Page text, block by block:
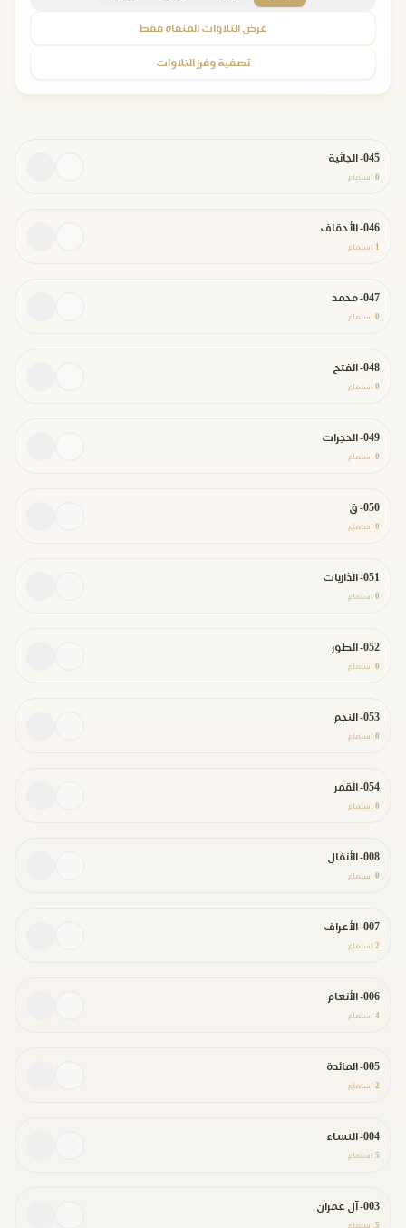
عرض التلاوات المنقاة فقط
تصفية وفرز التلاوات
045- الجاثية
0 استماع
046- الأحقاف
1 استماع
047- محمد
0 استماع
048- الفتح
0 استماع
049- الحجرات
0 استماع
050- ق
0 استماع
051- الذاريات
0 استماع
052- الطور
0 استماع
053- النجم
0 استماع
054- القمر
0 استماع
008- الأنفال
0 استماع
007- الأعراف
2 استماع
006- الأنعام
4 استماع
005- المائدة
2 استماع
004- النساء
5 استماع
003- آل عمران
5 استماع